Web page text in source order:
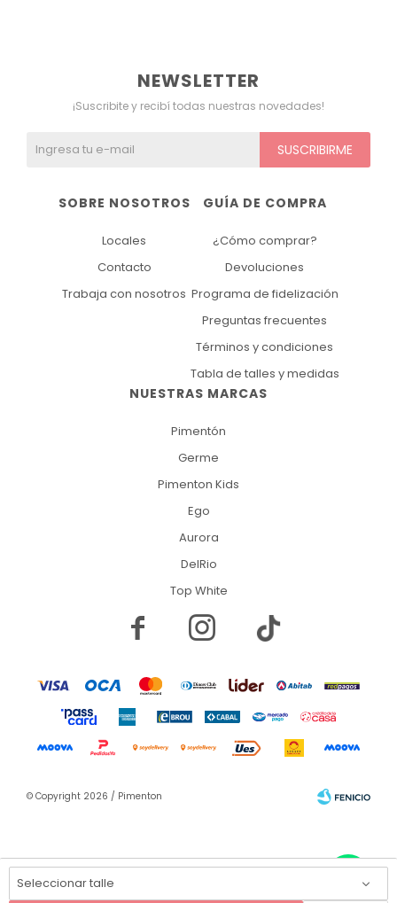
Seleccionar talle
NUESTRAS MARCAS
Pimentón
Germe
Pimenton Kids
Ego
Aurora
DelRio
Top White
GUÍA DE COMPRA
¿Cómo comprar?
Devoluciones
Programa de fidelización
Preguntas frecuentes
Términos y condiciones
Tabla de talles y medidas
SOBRE NOSOTROS
Locales
Contacto
Trabaja con nosotros
NEWSLETTER
¡Suscribite y recibí todas nuestras novedades!
SUSCRIBIRME
 
© Copyright 2026 / Pimenton